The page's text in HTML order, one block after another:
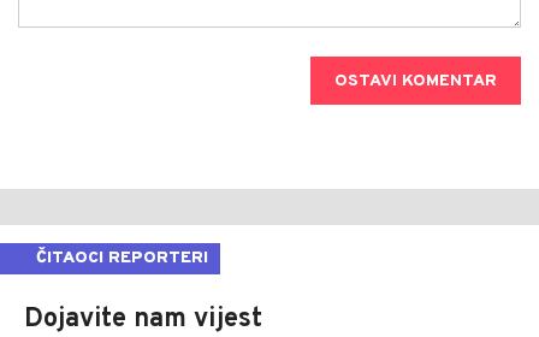
OSTAVI KOMENTAR
ČITAOCI REPORTERI
Dojavite nam vijest